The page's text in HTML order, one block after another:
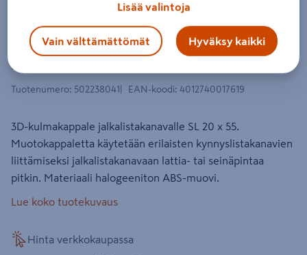
3D-kappale Hager Tehalit SL20x55
PC/ABS liikenteenvalkoinen
Tuotenumero: 502238041 EAN-koodi: 4012740017619
3D-kulmakappale jalkalistakanavalle SL 20 x 55.
Muotokappaletta käytetään erilaisten kynnyslistakanavien
liittämiseksi jalkalistakanavaan lattia- tai seinäpintaa
pitkin. Materiaali halogeeniton ABS-muovi.
Lue koko tuotekuvaus
Hinta verkkokaupassa
Lisää valintoja
Vain välttämättömät Hyväksy kaikki